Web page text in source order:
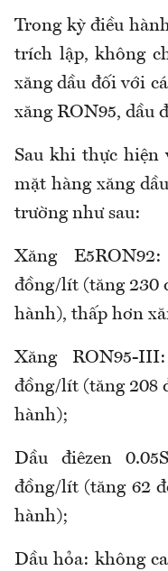
Trong kỳ điều
trích lập, không
xăng dầu đối với
xăng RON95, dầu
Sau khi thực hiện
mặt hàng xăng
trường như sau:
Xăng
đồng/lít (tăng 230
hành), thấp hơn
Xăng RON95-
đồng/lít (tăng 208
hành);
Dầu điêzen
đồng/lít (tăng 62
hành);
Dầu hỏa: không